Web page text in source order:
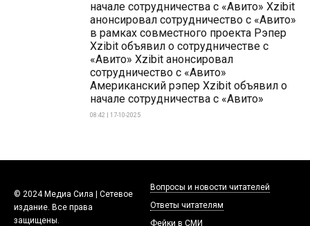
начале сотрудничества с «Авито» Xzibit
анонсировал сотрудничество с «Авито»
в рамках совместного проекта Рэпер
Xzibit объявил о сотрудничестве с
«Авито» Xzibit анонсировал
сотрудничество с «Авито»
Американский рэпер Xzibit объявил о
начале сотрудничества с «Авито»
08:42 | 17-10-2025
© 2024 Медиа Сила | Сетевое
издание. Все права
защищены.
Вопросы и новости читателей
Ответы читателям
Фейки в СМИ